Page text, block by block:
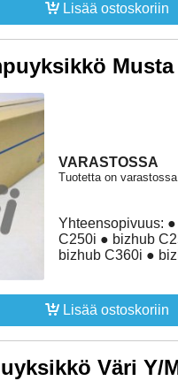
Lisää ostoskoriin
VARASTOSSA
Tuotetta on varastossa.
Yhteensopivuus:
C250i ● bizhub
bizhub C360i ●
Lisää ostoskoriin
Väri Y/